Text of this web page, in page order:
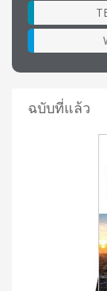
ฉบับที่แล้ว